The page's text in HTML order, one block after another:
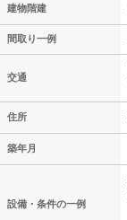
建物階建
間取り一例
交通
住所
築年月
設備・条件の一例